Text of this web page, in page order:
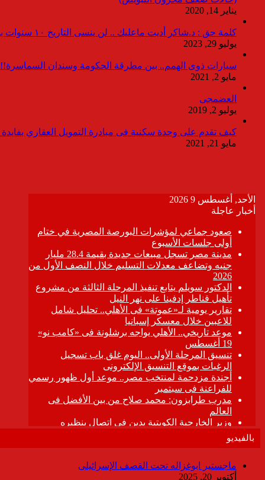
يناير 14, 2020
كلمة حق : د.شاكر أديت ماعليك .. لن ينسى التاريخ ١٠ سنوات بدون انقطاعات
يوليو 29, 2023
سيارات ذوى الهمم.. بين مطرقة الحكومة وسندان السماسرة!!
مايو 2, 2021
العضمجى
يوليو 2, 2019
كيف تقدم على وحدة سكنية فى مبادرة التمويل العقاري بفايدة ٣٪
مايو 21, 2021
بالفيديو
ماجستير ابوغزاله تحت القصف الإسرائيلى
أكتوبر 20, 2025